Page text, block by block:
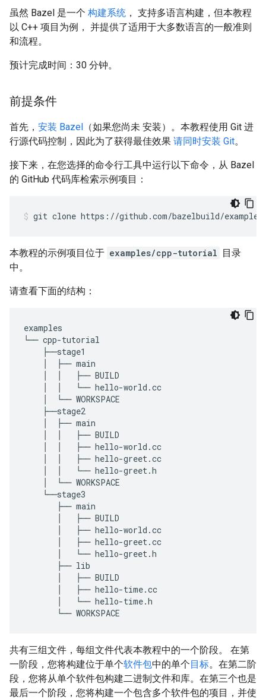
虽然 Bazel 是一个 构建系统 ， 支持多语言构建，但本教程
以 C++ 项目为例， 并提供了适用于大多数语言的一般准则
和流程。
预计完成时间：30 分钟。
前提条件
首先， 安装 Bazel （如果您尚未 安装）。本教程使用 Git 进
行源代码控制，因此为了获得最佳效果 请同时安装 Git。
接下来，在您选择的命令行工具中运行以下命令，从 Bazel
的 GitHub 代码库检索示例项目：
git clone https://github.com/bazelbuild/examples
本教程的示例项目位于 examples/cpp-tutorial 目录
中。
请查看下面的结构：
examples
└── cpp-tutorial
├──stage1
├── main
├── BUILD
└── hello-world .cc
└── WORKSPACE
├──stage2
├── main
├── BUILD
├── hello-world .cc
├── hello-greet.cc
└── hello-greet.h
└── WORKSPACE
└──stage3
├── main
├── BUILD
├── hello-world .cc
├── hello-greet.cc
└── hello-greet.h
├── lib
├── BUILD
├── hello-time.cc
└── hello-time.h
└── WORKSPACE
共有三组文件，每组文件代表本教程中的一个阶段。 在第
一阶段，您将构建位于单个软件包中的单个目标。在第二阶
段，您将从单个软件包构建二进制文件和库。在第三个也是
最后一个阶段，您将构建一个包含多个软件包的项目，并使